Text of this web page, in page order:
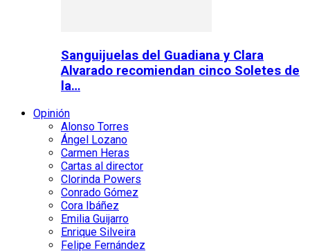
Sanguijuelas del Guadiana y Clara
Alvarado recomiendan cinco Soletes de
la…
Opinión
Alonso Torres
Ángel Lozano
Carmen Heras
Cartas al director
Clorinda Powers
Conrado Gómez
Cora Ibáñez
Emilia Guijarro
Enrique Silveira
Felipe Fernández